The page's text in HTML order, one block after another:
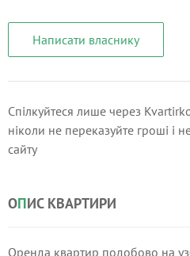
Написати власнику
Спілкуйтеся лише через
ніколи не переказуйте гроші і
сайту
ОПИС КВАРТИРИ
Оренда квартир подобово на